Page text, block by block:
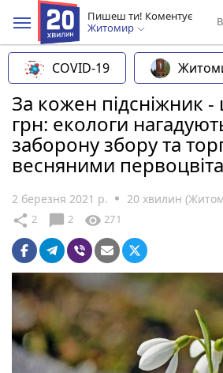
Пишеш ти! Коментує
Житомир
COVID-19
За кожен підсніжник
грн: екологи
заборону збору та
весняними
2 березня 2021 р. 20 хвилин
share 2 chat_bubble 2 visibility 271